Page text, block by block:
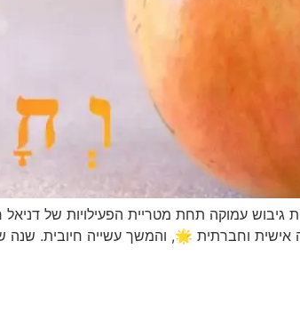
גיבוש עמוקה תחת מטריית הפעילויות של
וחברתית 🌟, והמשך עשייה חיובית. שנה